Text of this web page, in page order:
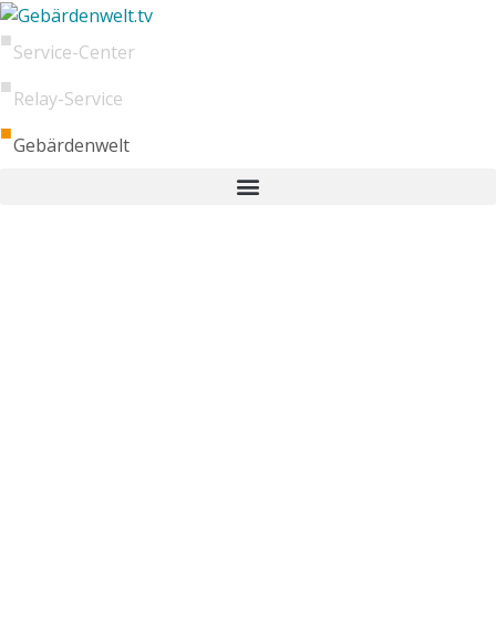
Service-Center
Relay-Service
Gebärdenwelt